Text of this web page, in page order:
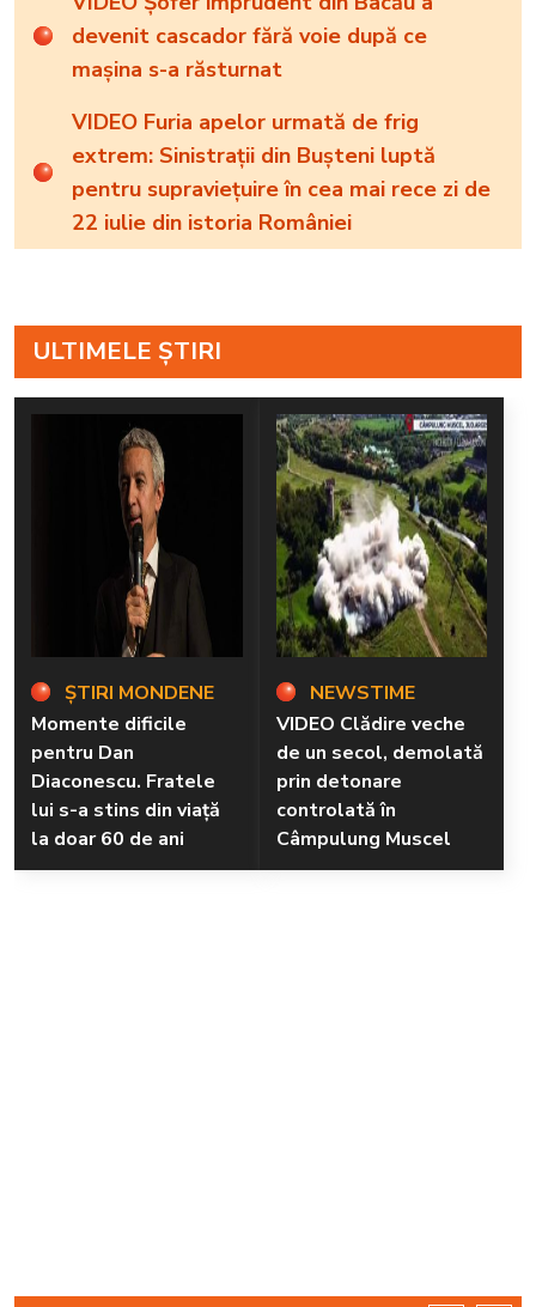
devenit cascador fără voie după ce
mașina s-a răsturnat
VIDEO Furia apelor urmată de frig
extrem: Sinistrații din Bușteni luptă
pentru supraviețuire în cea mai rece zi de
22 iulie din istoria României
ULTIMELE ȘTIRI
ȘTIRI MONDENE
Momente dificile
pentru Dan
Diaconescu. Fratele
lui s-a stins din viață
la doar 60 de ani
NEWSTIME
VIDEO Clădire veche
de un secol, demolată
prin detonare
controlată în
Câmpulung Muscel